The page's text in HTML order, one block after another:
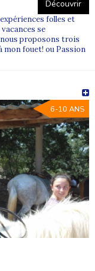
Découvrir
folles et
se
proposons trois
mon fouet! ou Passion
6-10 ANS